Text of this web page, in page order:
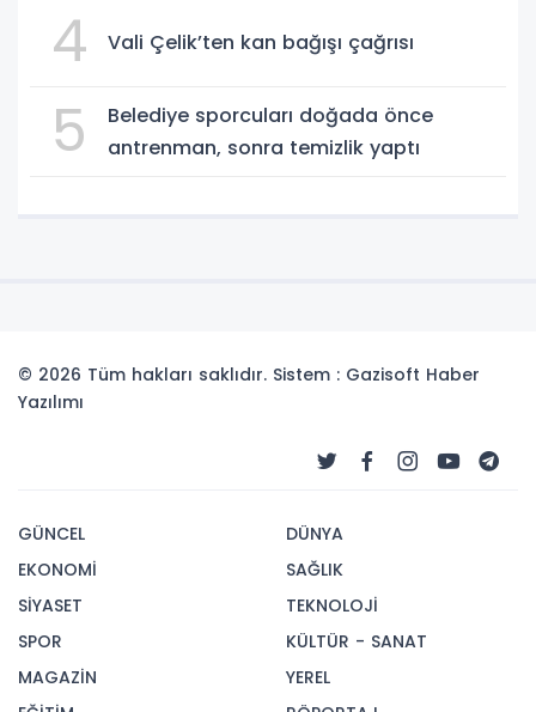
4 Vali Çelik’ten kan bağışı çağrısı
5
Belediye sporcuları doğada önce
antrenman, sonra temizlik yaptı
© 2026 Tüm hakları saklıdır. Sistem : Gazisoft Haber
Yazılımı
GÜNCEL
EKONOMİ
SİYASET
SPOR
MAGAZİN
DÜNYA
SAĞLIK
TEKNOLOJİ
KÜLTÜR - SANAT
YEREL